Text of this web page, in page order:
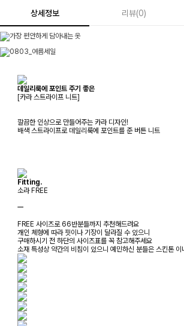
상세정보 리뷰(0)
데일리룩에 포인트 주기 좋은
[카라 스트라이프 니트]
깔끔한 인상으로 만들어주는 카라 디자인!
배색 스트라이프로 데일리룩에 포인트를 준 버튼 니트
Fitting.
소라 FREE
ㅡ
FREE 사이즈로 66반분들까지 추천해드려요
개인 체형에 따라 핏이나 기장이 달라질 수 있으니
구매하시기 전 하단의 사이즈표를 꼭 참고해주세요
소재 특성상 약간의 비침이 있으니 예민하신 분들은 스킨톤